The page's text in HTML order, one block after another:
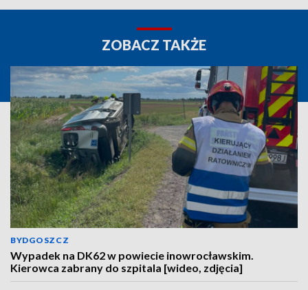
ZOBACZ TAKŻE
BYDGOSZCZ
Wypadek na DK62 w powiecie inowrocławskim.
Kierowca zabrany do szpitala [wideo, zdjęcia]